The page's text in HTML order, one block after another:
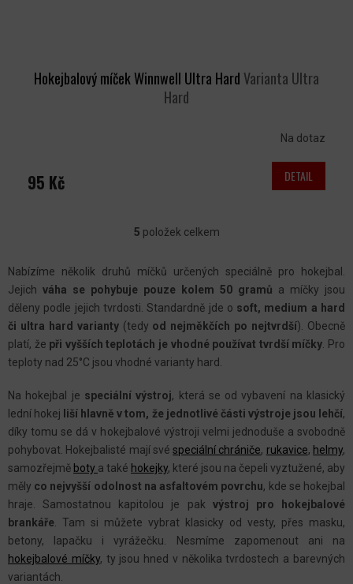
Hokejbalový míček Winnwell Ultra Hard Varianta Ultra
Hard
Na dotaz
95 Kč DETAIL
V
L
Á
D
A
C
Í
P
R
V
K
Y
V
Ý
P
5 položek celkem
Nabízíme několik druhů míčků určených speciálně pro hokejbal.
Jejich váha se pohybuje pouze kolem 50 gramů a míčky jsou
děleny podle jejich tvrdosti. Standardně jde o soft, medium a hard
či ultra hard varianty(tedy od nejměkčích po nejtvrdší). Obecně
platí, že při vyšších teplotách je vhodné používat tvrdší míčky . Pro
teploty nad 25°C jsou vhodné varianty hard.
Na hokejbal je speciální výstroj, která se od vybavení na klasický
lední hokej liší hlavně v tom, že jednotlivé části výstroje jsou lehčí,
díky tomu se dá v hokejbalové výstroji velmi jednoduše a svobodně
pohybovat. Hokejbalisté mají svéspeciální chrániče, rukavice, helmy,
samozřejmě boty a také hokejky, které jsou na čepeli vyztužené, aby
měly co nejvyšší odolnost na asfaltovém povrchu, kde se hokejbal
hraje. Samostatnou kapitolou je pak výstroj pro hokejbalové
brankáře . Tam si můžete vybrat klasicky od vesty, přes masku,
betony, lapačku i vyrážečku. Nesmíme zapomenout ani na
hokejbalové míčky, ty jsou hned v několika tvrdostech a barevných
variantách.